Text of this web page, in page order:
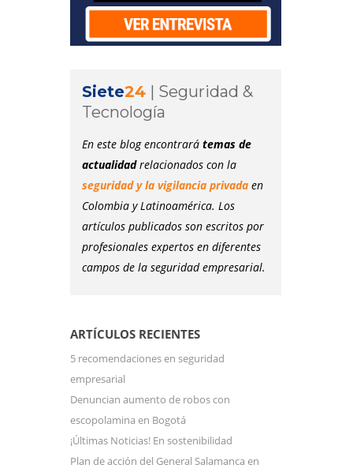
Siete24
Seguridad &
Tecnología
En este blog encontrará temas de
actualidadrelacionados con la
seguridad y la vigilancia privada en
Colombia y Latinoamérica. Los
artículos publicados son escritos por
profesionales expertos en diferentes
campos de la seguridad empresarial.
ARTÍCULOS RECIENTES
5 recomendaciones en seguridad
empresarial
Denuncian aumento de robos con
escopolamina en Bogotá
¡Últimas Noticias! En sostenibilidad
Plan de acción del General Salamanca en